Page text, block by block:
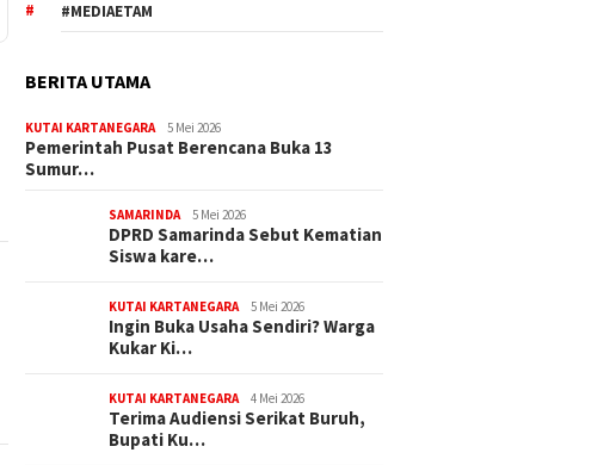
#MEDIAETAM
BERITA UTAMA
KUTAI KARTANEGARA 5 Mei 2026
Pemerintah Pusat Berencana Buka 13
Sumur…
SAMARINDA 5 Mei 2026
DPRD Samarinda Sebut Kematian
Siswa kare…
KUTAI KARTANEGARA 5 Mei 2026
Ingin Buka Usaha Sendiri? Warga
Kukar Ki…
KUTAI KARTANEGARA 4 Mei 2026
Terima Audiensi Serikat Buruh,
Bupati Ku…